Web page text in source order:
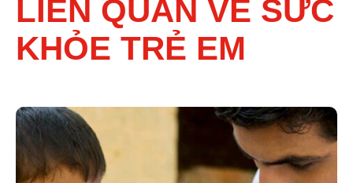
LIÊN QUAN VỀ SỨC
KHỎE TRẺ EM